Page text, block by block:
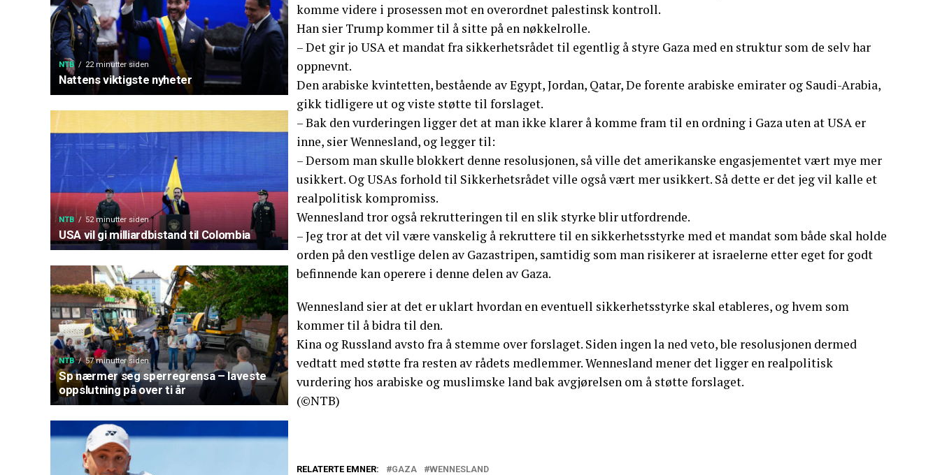
NTB 22 minutter siden
Nattens viktigste nyheter
NTB 52 minutter siden
USA vil gi milliardbistand til Colombia
NTB 57 minutter siden
Sp nærmer seg sperregrensa – laveste
oppslutning på over ti år
komme videre i prosessen mot en overordnet palestinsk kontroll.
Han sier Trump kommer til å sitte på en nøkkelrolle.
– Det gir jo USA et mandat fra sikkerhetsrådet til egentlig å styre Gaza med en struktur som de selv har
oppnevnt.
Den arabiske kvintetten, bestående av Egypt, Jordan, Qatar, De forente arabiske emirater og Saudi-Arabia,
gikk tidligere ut og viste støtte til forslaget.
– Bak den vurderingen ligger det at man ikke klarer å komme fram til en ordning i Gaza uten at USA er
inne, sier Wennesland, og legger til:
– Dersom man skulle blokkert denne resolusjonen, så ville det amerikanske engasjementet vært mye mer
usikkert. Og USAs forhold til Sikkerhetsrådet ville også vært mer usikkert. Så dette er det jeg vil kalle et
realpolitisk kompromiss.
Wennesland tror også rekrutteringen til en slik styrke blir utfordrende.
– Jeg tror at det vil være vanskelig å rekruttere til en sikkerhetsstyrke med et mandat som både skal holde
orden på den vestlige delen av Gazastripen, samtidig som man risikerer at israelerne etter eget for godt
befinnende kan operere i denne delen av Gaza.
Wennesland sier at det er uklart hvordan en eventuell sikkerhetsstyrke skal etableres, og hvem som
kommer til å bidra til den.
Kina og Russland avsto fra å stemme over forslaget. Siden ingen la ned veto, ble resolusjonen dermed
vedtatt med støtte fra resten av rådets medlemmer. Wennesland mener det ligger en realpolitisk
vurdering hos arabiske og muslimske land bak avgjørelsen om å støtte forslaget.
(©NTB)
RELATERTE EMNER: GAZA WENNESLAND